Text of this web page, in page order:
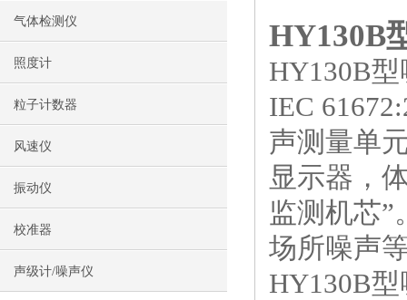
气体检测仪
照度计
粒子计数器
风速仪
振动仪
校准器
声级计/噪声仪
HY130B
HY130B
IEC
声测量单
显示器，
监测机芯
场所噪声
HY130B